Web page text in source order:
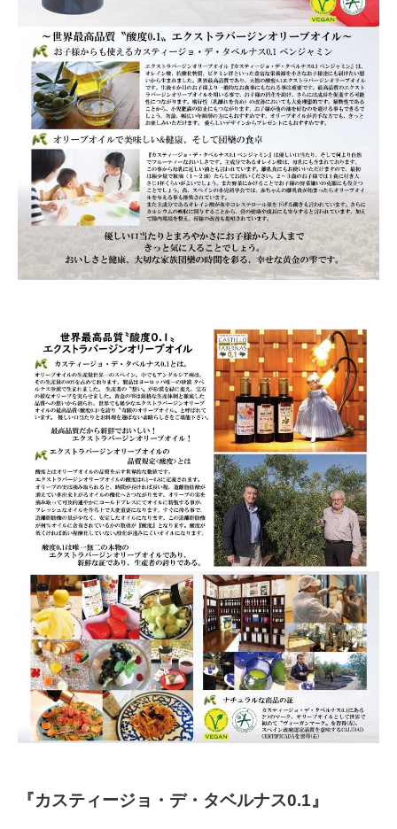
『カスティージョ・デ・タベルナス0.1』